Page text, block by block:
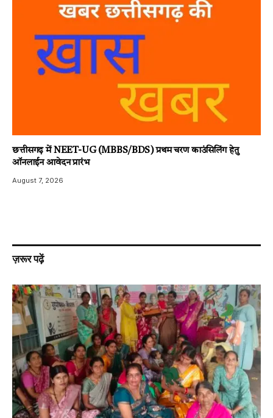
छत्तीसगढ़ में NEET-UG (MBBS/BDS) प्रथम चरण काउंसिलिंग हेतु
ऑनलाईन आवेदन प्रारंभ
August 7, 2026
ज़रूर पढ़ें